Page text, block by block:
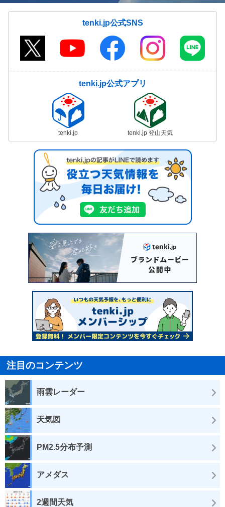
tenki.jp公式SNS
tenki.jp公式アプリ
tenki.jp tenki.jp 登山天気
注目のコンテンツ
雨雲レーダー
天気図
PM2.5分布予測
アメダス
2週間天気